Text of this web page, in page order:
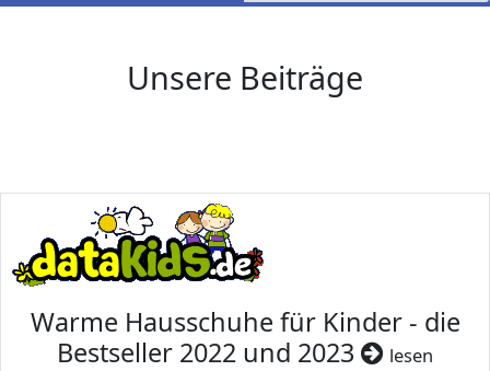
Unsere Beiträge
Warme Hausschuhe für Kinder - die
Bestseller 2022 und 2023
lesen